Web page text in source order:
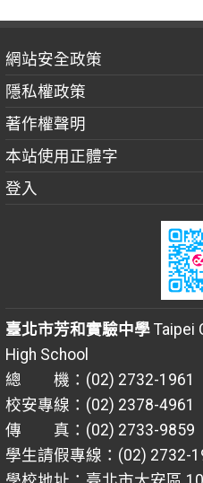
網站安全政策
隱私權政策
著作權聲明
本站使用正體字
登入
臺北市芳和實驗中學Taipei
High School
總 機：(02) 2732-1961
校安專線：(02) 2378-4961
傳 真：(02) 2733-9859
學生請假專線：(02) 2732-